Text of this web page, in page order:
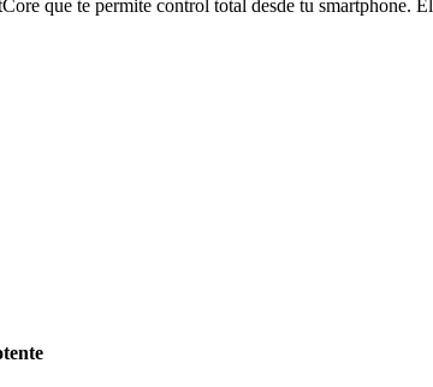
que te permite control total desde tu smartphone. El